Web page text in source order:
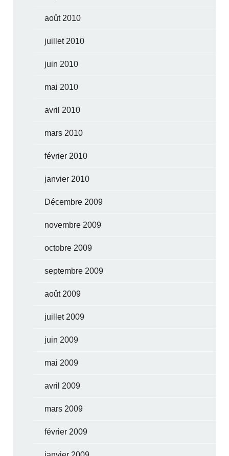
août 2010
juillet 2010
juin 2010
mai 2010
avril 2010
mars 2010
février 2010
janvier 2010
Décembre 2009
novembre 2009
octobre 2009
septembre 2009
août 2009
juillet 2009
juin 2009
mai 2009
avril 2009
mars 2009
février 2009